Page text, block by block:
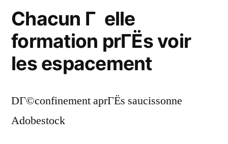
Chacun Г elle
formation prГЁs voir
les espacement
DГ©confinement aprГЁs saucissonne
Adobestock